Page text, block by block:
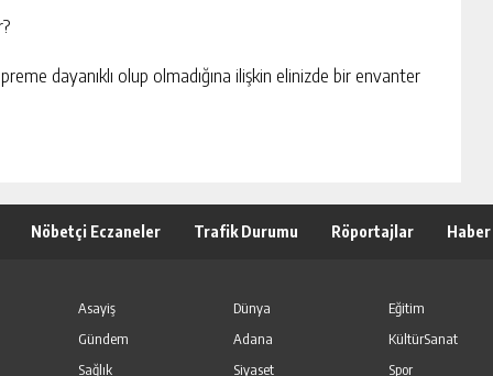
dayanıklı olup olmadığına ilişkin elinizde bir envanter
Nöbetçi Eczaneler Trafik Durumu Röportajlar
Asayiş Dünya
Eğitim
Gündem
Adana
KültürSanat
Sağlık
Siyaset Spor